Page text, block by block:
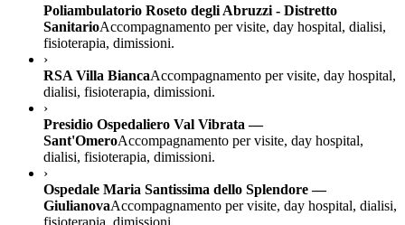
Poliambulatorio Roseto degli Abruzzi - Distretto
SanitarioAccompagnamento per visite, day hospital, dialisi,
fisioterapia, dimissioni.
›
RSA Villa BiancaAccompagnamento per visite, day hospital,
dialisi, fisioterapia, dimissioni.
›
Presidio Ospedaliero Val Vibrata —
Sant'OmeroAccompagnamento per visite, day hospital,
dialisi, fisioterapia, dimissioni.
›
Ospedale Maria Santissima dello Splendore —
GiulianovaAccompagnamento per visite, day hospital, dialisi,